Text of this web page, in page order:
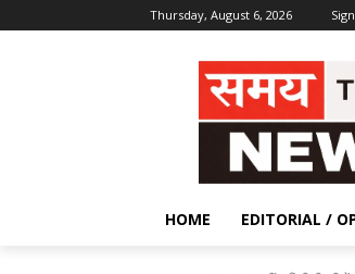
Thursday, August 6, 2026
HOME EDITORIAL /